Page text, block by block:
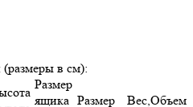
(размеры в см):
Размер
ящика Размер
Вес,Объем